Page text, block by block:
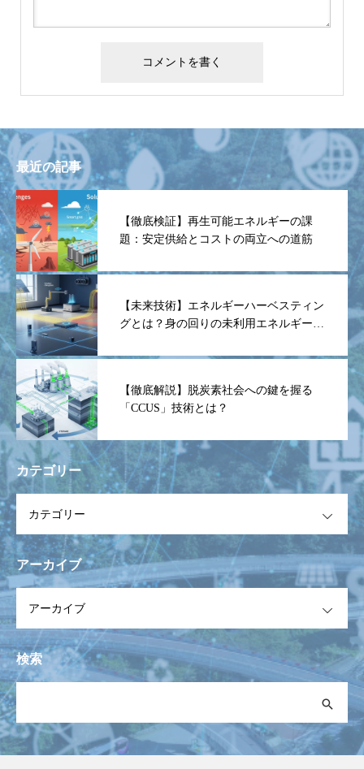
最近の記事
【徹底検証】再生可能エネルギーの課
題：安定供給とコストの両立への道筋
【未来技術】エネルギーハーベスティン
グとは？身の回りの未利用エネルギーを
【徹底解説】脱炭素社会への鍵を握る
「CCUS」技術とは？
カテゴリー
アーカイブ
検索